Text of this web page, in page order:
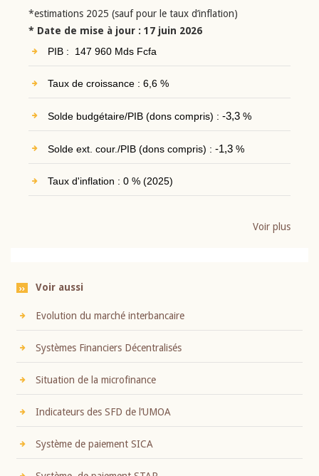
*estimations 2025 (sauf pour le taux d’inflation)
* Date de mise à jour : 17 juin 2026
PIB : 147 960 Mds Fcfa
Taux de croissance : 6,6 %
Solde budgétaire/PIB (dons compris) : -3,3%
Solde ext. cour./PIB (dons compris) : -1,3%
Taux d'inflation : 0 % (2025)
Voir plus
Voir aussi
Evolution du marché interbancaire
Systèmes Financiers Décentralisés
Situation de la microfinance
Indicateurs des SFD de l’UMOA
Système de paiement SICA